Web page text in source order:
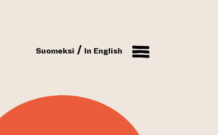
Suomeksi In English